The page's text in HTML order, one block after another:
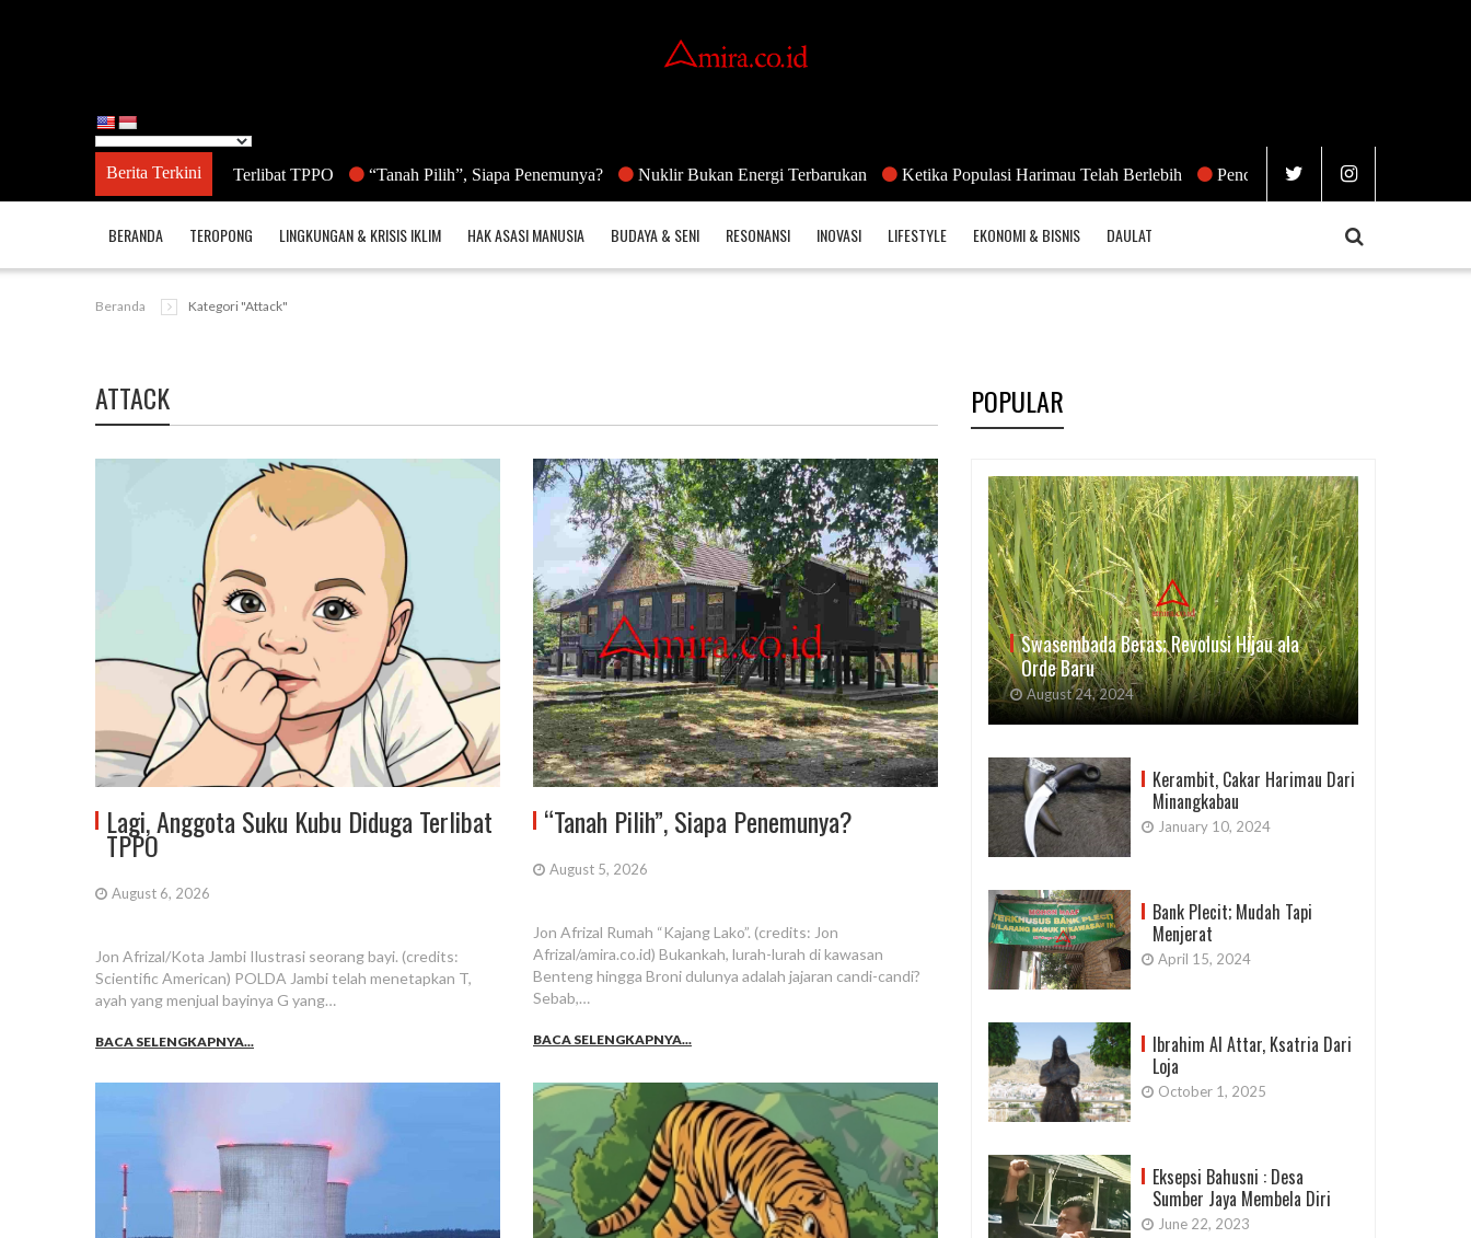
Berita Terkini
Suku Kubu Diduga Terlibat TPPO “Tanah Pilih”, Siapa Penemunya? Nuklir Bukan Energi Terbarukan Ketika Populasi Harimau Telah Berlebih Pencuri Dicuri
BERANDA TEROPONG LINGKUNGAN & KRISIS IKLIM HAK ASASI MANUSIA BUDAYA & SENI RESONANSI INOVASI LIFESTYLE EKONOMI & BISNIS DAULAT
Beranda Kategori "attack"
ATTACK
Lagi, Anggota Suku Kubu Diduga Terlibat
TPPO
August 6, 2026
Jon Afrizal/Kota Jambi Ilustrasi seorang bayi. (credits:
Scientific American) POLDA Jambi telah menetapkan T,
ayah yang menjual bayinya G yang…
BACA SELENGKAPNYA...
“Tanah Pilih”, Siapa Penemunya?
August 5, 2026
Jon Afrizal Rumah “Kajang Lako”. (credits: Jon
Afrizal/amira.co.id) Bukankah, lurah-lurah di kawasan
Benteng hingga Broni dulunya adalah jajaran candi-candi?
Sebab,…
BACA SELENGKAPNYA...
POPULAR
Swasembada Beras; Revolusi Hijau ala
Orde Baru
August 24, 2024
Kerambit, Cakar Harimau Dari
Minangkabau
January 10, 2024
Bank Plecit; Mudah Tapi
Menjerat
April 15, 2024
Ibrahim Al Attar, Ksatria Dari
Loja
October 1, 2025
Eksepsi Bahusni : Desa
Sumber Jaya Membela Diri
June 22, 2023